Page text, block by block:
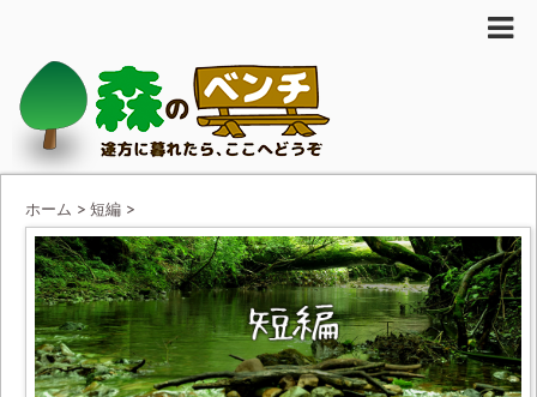
ホーム > 短編 >